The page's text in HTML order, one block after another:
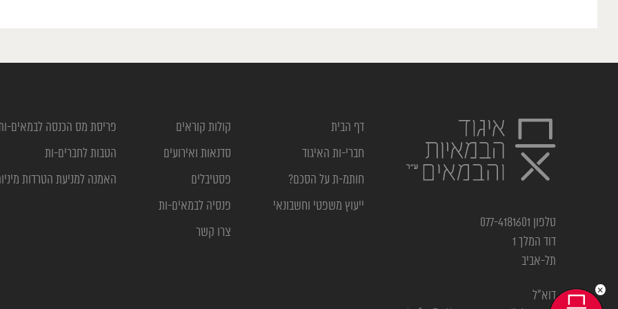
טלפון 077-4181601
דוד המלך 1
תל-אביב
דוא”ל
דף הבית
חברי-ות האיגוד
חותמ-ת על הסכם?
ייעוץ משפטי וחשבונאי
קולות קוראים
סדנאות ואירועים
פסטיבלים
פנסיה לבמאים-ות
צרו קשר
פריסת מס הכנסה לבמאים-
הטבות לחברים-ות
האמנה למניעת הטרדות
×